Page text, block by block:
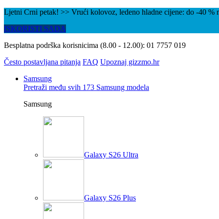
Ljetni Crni petak! >> Vrući kolovoz, ledeno hladne cijene: do -40 %
ISKORISTI SADA
Besplatna podrška korisnicima (8.00 - 12.00): 01 7757 019
Često postavljana pitanja FAQ Upoznaj gizzmo.hr
Samsung
Pretraži među svih 173 Samsung modela
Samsung
Galaxy S26 Ultra
Galaxy S26 Plus